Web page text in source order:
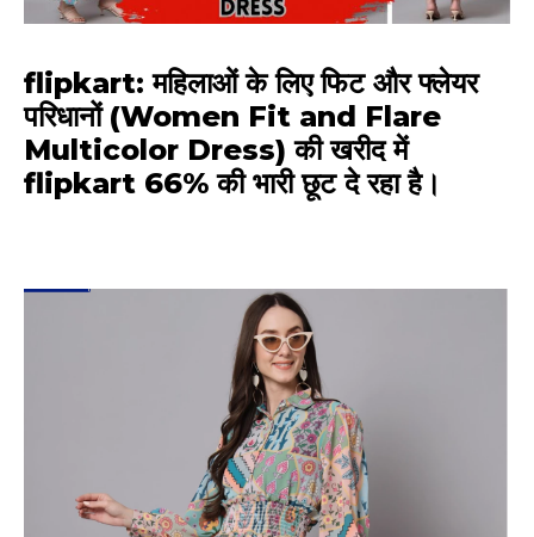
flipkart: महिलाओं के लिए फिट और फ्लेयर
परिधानों (Women Fit and Flare
Multicolor Dress) की खरीद में
flipkart 66% की भारी छूट दे रहा है।